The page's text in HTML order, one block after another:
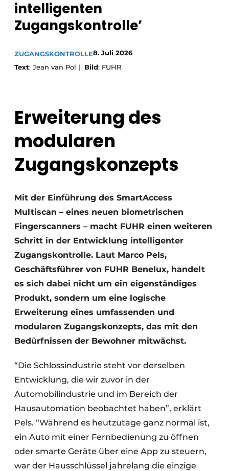
Einladung zu einem Rundtischgespräch - 20 Jahre
Profil
Offene Stellen
intelligenten
Zugangskontrolle’
ZUGANGSKONTROLLE8. Juli 2026
Text: Jean van Pol | Bild: FUHR
Erweiterung des
modularen
Zugangskonzepts
Mit der Einführung des SmartAccess
Multiscan – eines neuen biometrischen
Fingerscanners – macht FUHR einen weiteren
Schritt in der Entwicklung intelligenter
Zugangskontrolle. Laut Marco Pels,
Geschäftsführer von FUHR Benelux, handelt
es sich dabei nicht um ein eigenständiges
Produkt, sondern um eine logische
Erweiterung eines umfassenden und
modularen Zugangskonzepts, das mit den
Bedürfnissen der Bewohner mitwächst.
“Die Schlossindustrie steht vor derselben
Entwicklung, die wir zuvor in der
Automobilindustrie und im Bereich der
Hausautomation beobachtet haben”, erklärt
Pels. “Während es heutzutage ganz normal ist,
ein Auto mit einer Fernbedienung zu öffnen
oder smarte Geräte über eine App zu steuern,
war der Hausschlüssel jahrelang die einzige